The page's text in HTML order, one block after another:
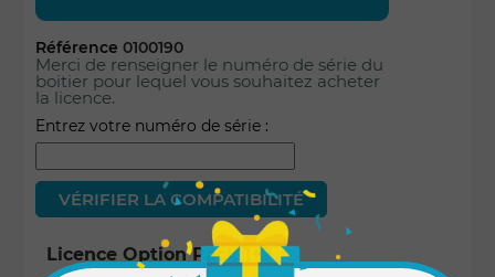
Référence 0100190
Merci de renseigner le numéro de série du
boitier pour lequel vous souhaitez acheter
la licence.
Entrez votre numéro de série :
Licence Option Pack 1+2